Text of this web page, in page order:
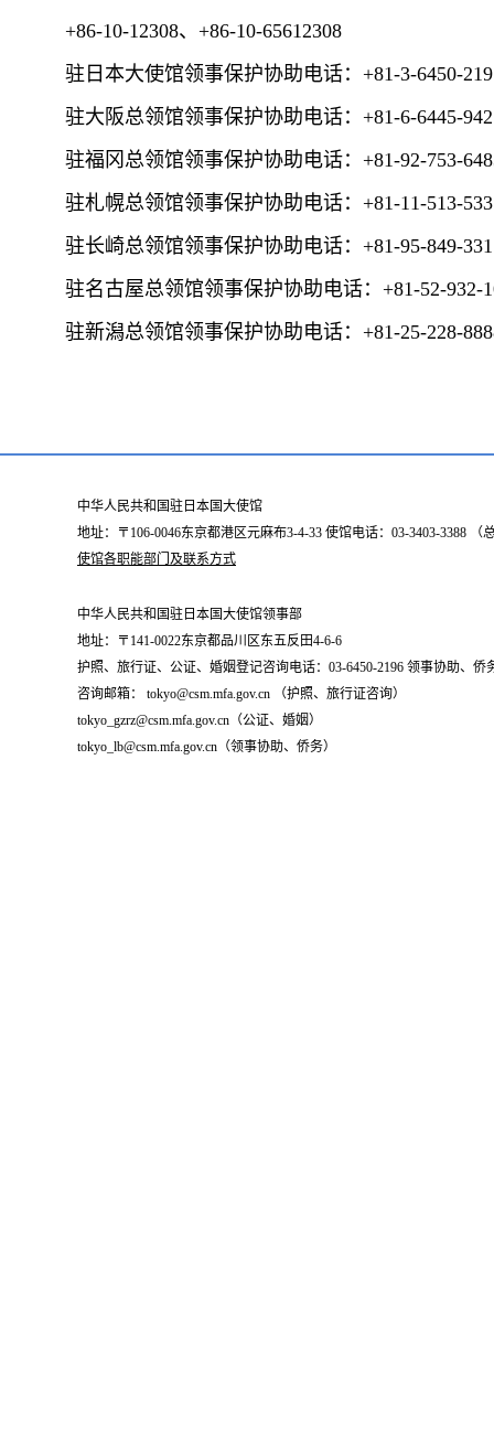
+86-10-12308、+86-10-65612308
驻日本大使馆领事保护协助电话：+81-3-6450-
驻大阪总领馆领事保护协助电话：+81-6-6445-
驻福冈总领馆领事保护协助电话：+81-92-753-
驻札幌总领馆领事保护协助电话：+81-11-513-
驻长崎总领馆领事保护协助电话：+81-95-849-
驻名古屋总领馆领事保护协助电话：+81-52-932-
驻新潟总领馆领事保护协助电话：+81-25-228-
中华人民共和国驻日本国大使馆
地址：〒106-0046东京都港区元麻布3-4-33 使馆电话：03-3403-3388 （
使馆各职能部门及联系方式
中华人民共和国驻日本国大使馆领事部
地址：〒141-0022东京都品川区东五反田4-6-6
护照、旅行证、公证、婚姻登记咨询电话：03-6450-2196 领事协助、侨
咨询邮箱： tokyo@csm.mfa.gov.cn （护照、旅行证咨询）
tokyo_gzrz@csm.mfa.gov.cn（公证、婚姻）
tokyo_lb@csm.mfa.gov.cn（领事协助、侨务）